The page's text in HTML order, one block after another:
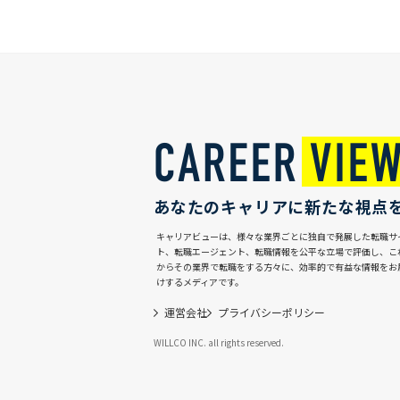
あなたのキャリアに新たな視点
キャリアビューは、様々な業界ごとに独自で発展した転職サ
ト、転職エージェント、転職情報を公平な立場で評価し、こ
からその業界で転職をする方々に、効率的で有益な情報をお
けするメディアです。
運営会社 プライバシーポリシー
WILLCO INC. all rights reserved.